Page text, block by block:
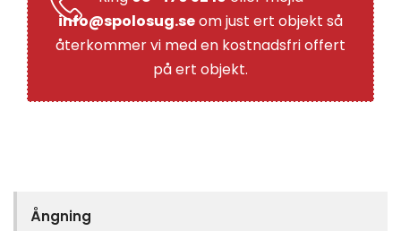
Ångning
info@spolosug.seom just ert objekt så
återkommer vi med en kostnadsfri offert
på ert objekt.